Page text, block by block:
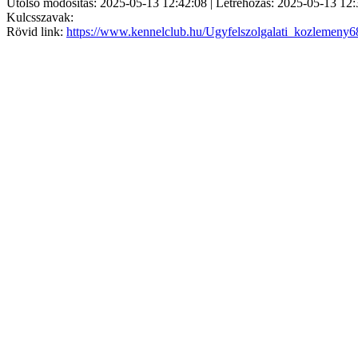
Kulcsszavak:
Rövid link: https://www.kennelclub.hu/